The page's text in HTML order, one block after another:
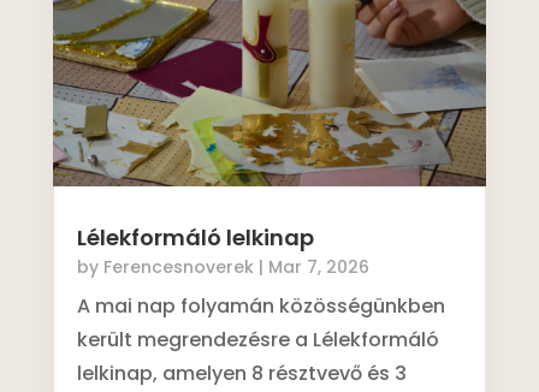
Lélekformáló lelkinap
by Ferencesnoverek | Mar 7, 2026
A mai nap folyamán közösségünkben
került megrendezésre a Lélekformáló
lelkinap, amelyen 8 résztvevő és 3